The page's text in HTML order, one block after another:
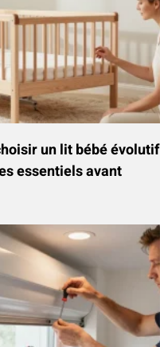
un lit bébé évolutif
essentiels avant